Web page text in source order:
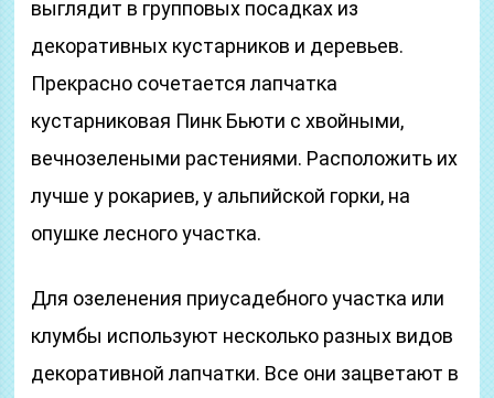
выглядит в групповых посадках из
декоративных кустарников и деревьев.
Прекрасно сочетается лапчатка
кустарниковая Пинк Бьюти с хвойными,
вечнозелеными растениями. Расположить их
лучше у рокариев, у альпийской горки, на
опушке лесного участка.
Для озеленения приусадебного участка или
клумбы используют несколько разных видов
декоративной лапчатки. Все они зацветают в